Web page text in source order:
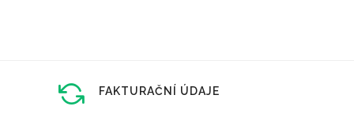
FAKTURAČNÍ ÚDAJE